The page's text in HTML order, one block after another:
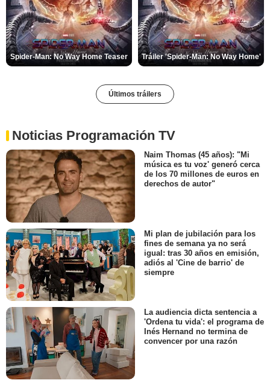
Spider-Man: No Way Home Teaser Tráiler 'Spider-Man: No Way Home'
Últimos tráilers
Noticias Programación TV
Naim Thomas (45 años): "Mi
música es tu voz' generó cerca
de los 70 millones de euros en
derechos de autor"
Mi plan de jubilación para los
fines de semana ya no será
igual: tras 30 años en emisión,
adiós al 'Cine de barrio' de
siempre
La audiencia dicta sentencia a
'Ordena tu vida': el programa de
Inés Hernand no termina de
convencer por una razón